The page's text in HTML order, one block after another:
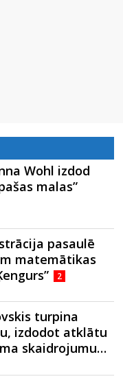
Wohl izdod
malas”
pasaulē
matemātikas
2
turpina
izdodot atklātu
skaidrojumu…